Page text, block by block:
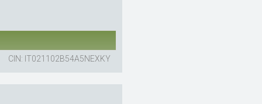
CIN: IT021102B54A5NEXKY